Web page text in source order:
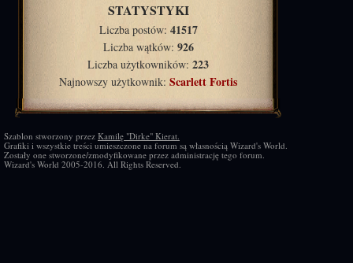
STATYSTYKI
Liczba postów: 41517
Liczba wątków: 926
Liczba użytkowników: 223
Najnowszy użytkownik: Scarlett Fortis
Szablon stworzony przez Kamilę "Dirke" Kierat.
Grafiki i wszystkie treści umieszczone na forum są własnością Wizard's World.
Zostały one stworzone/zmodyfikowane przez administrację tego forum.
Wizard's World 2005-2016. All Rights Reserved.